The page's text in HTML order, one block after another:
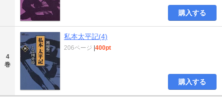
購入する
4
巻
私本太平記(4)
206ページ 400pt
購入する